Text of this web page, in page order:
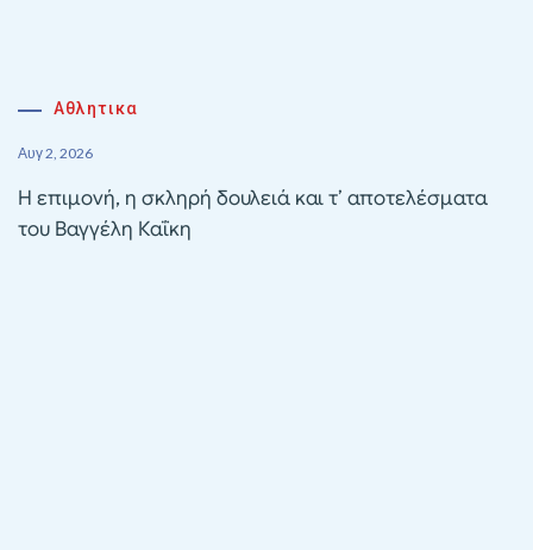
Αθλητικα
Αυγ 2, 2026
Η επιμονή, η σκληρή δουλειά και τ’ αποτελέσματα
του Βαγγέλη Καΐκη